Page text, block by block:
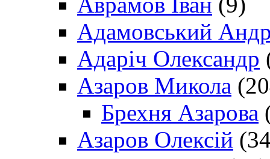
Адамовський
Адаріч Олександр
Азаров Микола
Брехня Азарова
Азаров Олексій